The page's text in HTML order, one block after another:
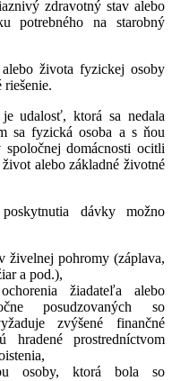
zdravotný stav alebo
potrebného na starobný
života fyzickej osoby
udalosť, ktorá sa nedala
sa fyzická osoba a s ňou
domácnosti ocitli
alebo základné životné
dávky možno
živelnej pohromy (záplava,
a pod.),
žiadateľa alebo
posudzovaných so
zvýšené finančné
prostredníctvom
osoby, ktorá bola so